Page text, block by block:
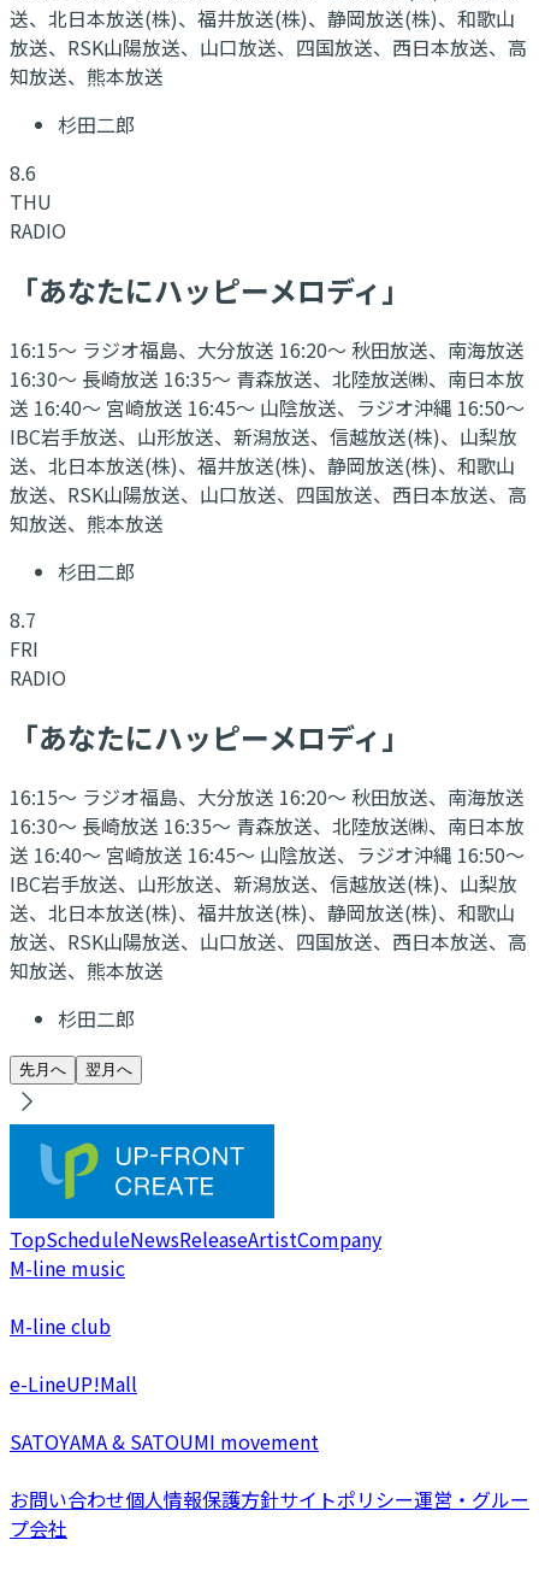
送、北日本放送(株)、福井放送(株)、静岡放送(株)、和歌山
放送、RSK山陽放送、山口放送、四国放送、西日本放送、高
知放送、熊本放送
杉田二郎
8.6
THU
RADIO
「あなたにハッピーメロディ」
16:15～ ラジオ福島、大分放送 16:20～ 秋田放送、南海放送
16:30～ 長崎放送 16:35～ 青森放送、北陸放送㈱、南日本放
送 16:40～ 宮崎放送 16:45～ 山陰放送、ラジオ沖縄 16:50～
IBC岩手放送、山形放送、新潟放送、信越放送(株)、山梨放
送、北日本放送(株)、福井放送(株)、静岡放送(株)、和歌山
放送、RSK山陽放送、山口放送、四国放送、西日本放送、高
知放送、熊本放送
杉田二郎
8.7
FRI
RADIO
「あなたにハッピーメロディ」
16:15～ ラジオ福島、大分放送 16:20～ 秋田放送、南海放送
16:30～ 長崎放送 16:35～ 青森放送、北陸放送㈱、南日本放
送 16:40～ 宮崎放送 16:45～ 山陰放送、ラジオ沖縄 16:50～
IBC岩手放送、山形放送、新潟放送、信越放送(株)、山梨放
送、北日本放送(株)、福井放送(株)、静岡放送(株)、和歌山
放送、RSK山陽放送、山口放送、四国放送、西日本放送、高
知放送、熊本放送
杉田二郎
先月へ 翌月へ
TopScheduleNewsReleaseArtistCompany
M-line music
M-line club
e-LineUP!Mall
SATOYAMA & SATOUMI movement
お問い合わせ個人情報保護方針サイトポリシー運営・グルー
プ会社